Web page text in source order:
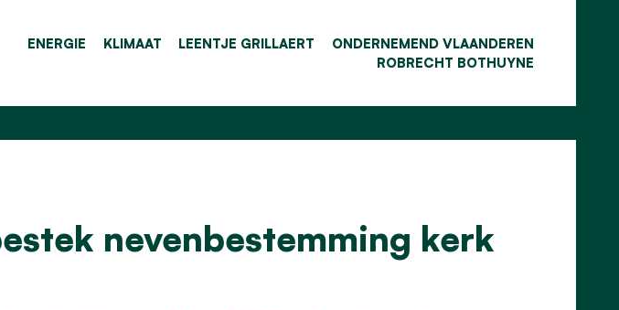
ENERGIE KLIMAAT LEENTJE GRILLAERT
ONDERNEMEND VLAANDEREN
ROBRECHT BOTHUYNE
nevenbestemming kerk